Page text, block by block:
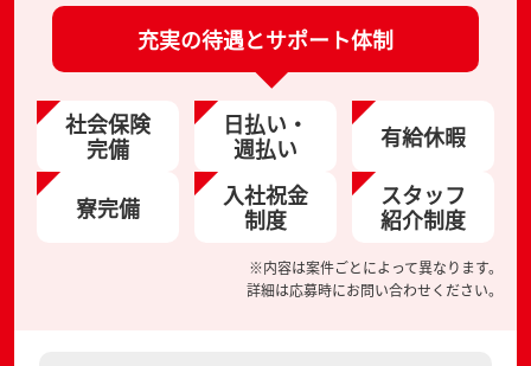
充実の待遇とサポート体制
社会保険
完備
日払い・
週払い 有給休暇
寮完備 入社祝金
制度
スタッフ
紹介制度
※内容は案件ごとによって異なります。
詳細は応募時にお問い合わせください。